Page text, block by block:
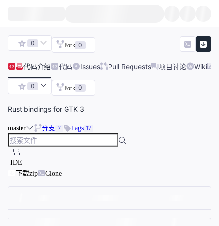
0 Fork 0
代码介绍 代码 Issues Pull Requests 项目讨论 Wiki
0 Fork 0
Rust bindings for GTK 3
master 分支 7 Tags 17
IDE
下载zip
Clone